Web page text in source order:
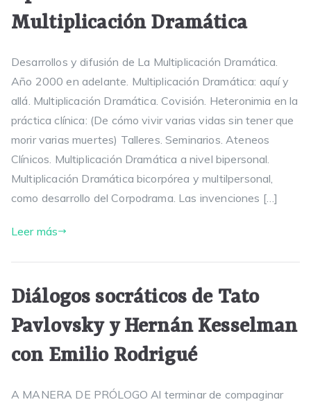
Multiplicación Dramática
Desarrollos y difusión de La Multiplicación Dramática.
Año 2000 en adelante. Multiplicación Dramática: aquí y
allá. Multiplicación Dramática. Covisión. Heteronimia en la
práctica clínica: (De cómo vivir varias vidas sin tener que
morir varias muertes) Talleres. Seminarios. Ateneos
Clínicos. Multiplicación Dramática a nivel bipersonal.
Multiplicación Dramática bicorpórea y multilpersonal,
como desarrollo del Corpodrama. Las invenciones […]
Leer más
Diálogos socráticos de Tato
Pavlovsky y Hernán Kesselman
con Emilio Rodrigué
A MANERA DE PRÓLOGO Al terminar de compaginar